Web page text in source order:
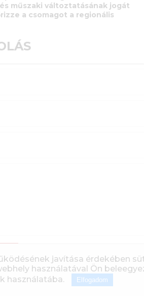
műszaki változtatásának jogát
a csomagot a regionális
javítása érdekében
használatával Ön
használatába.
Elfogadom